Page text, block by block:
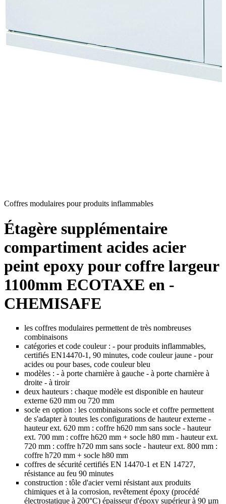
Coffres modulaires pour produits inflammables
Étagère supplémentaire
compartiment acides acier
peint epoxy pour coffre largeur
1100mm ECOTAXE en -
CHEMISAFE
les coffres modulaires permettent de très nombreuses
combinaisons
catégories et code couleur : - pour produits inflammables,
certifiés EN14470-1, 90 minutes, code couleur jaune - pour
acides ou pour bases, code couleur bleu
modèles : - à porte charnière à gauche - à porte charnière à
droite - à tiroir
deux hauteurs : chaque modèle est disponible en hauteur
externe 620 mm ou 720 mm
socle en option : les combinaisons socle et coffre permettent
de s'adapter à toutes les configurations de hauteur externe -
hauteur ext. 620 mm : coffre h620 mm sans socle - hauteur
ext. 700 mm : coffre h620 mm + socle h80 mm - hauteur ext.
720 mm : coffre h720 mm sans socle - hauteur ext. 800 mm :
coffre h720 mm + socle h80 mm
coffres de sécurité certifiés EN 14470-1 et EN 14727,
résistance au feu 90 minutes
construction : tôle d'acier verni résistant aux produits
chimiques et à la corrosion, revêtement époxy (procédé
électrostatique à 200°C) épaisseur d'époxy supérieur à 90 µm